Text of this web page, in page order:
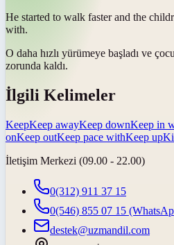
He started to walk faster and the
with.
O daha hızlı yürümeye başladı ve
zorunda kaldı.
İlgili Kelimeler
KeepKeep awayKeep downKeep in
onKeep outKeep pace withKeep up
İletişim Merkezi (09.00 - 22.00)
0(312) 911 37 15
0(546) 855 07 15
destek@uzmandil.com